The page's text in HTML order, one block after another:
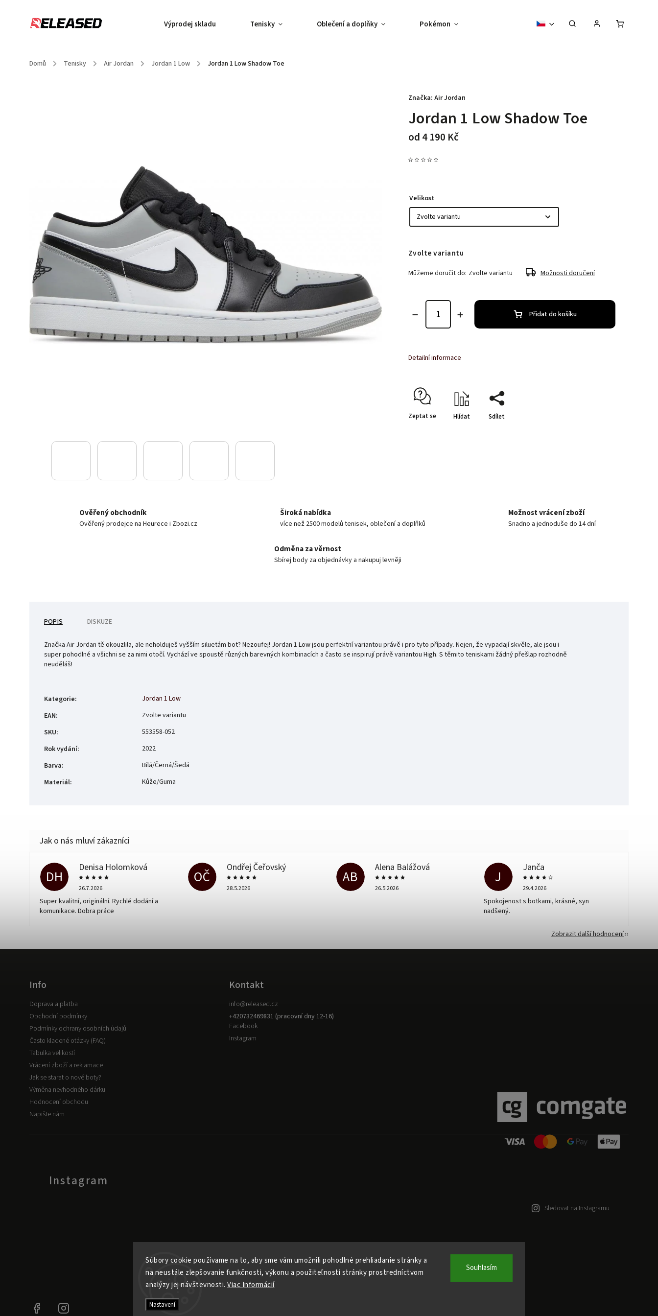
Súbory cookie používame na to, aby sme vám umožnili pohodlné prehliadanie stránky a
na neustále zlepšovanie funkčnosti, výkonu a použiteľnosti stránky prostredníctvom
analýzy jej návštevnosti. Viac Informácií
Nastavení
Souhlasím
Výprodej skladu Tenisky Oblečení a doplňky Pokémon Sběratelské předměty Vouchery
Domů / Tenisky / Air Jordan / Jordan 1 Low / Jordan 1 Low Shadow Toe
Jordan 1 Low Shadow Toe
od 4 190 Kč
Značka: Air Jordan
Velikost
Zvolte variantu
Můžeme doručit do: Zvolte variantu Možnosti doručení
Přidat do košíku
Detailní informace
Zeptat se Hlídat Sdílet
Ověřený obchodník
Ověřený prodejce na Heurece i Zbozi.cz
Široká nabídka
více než 2500 modelů tenisek, oblečení a doplňků
Možnost vrácení zboží
Snadno a jednoduše do 14 dní
Odměna za věrnost
Sbírej body za objednávky a nakupuj levněji
POPIS DISKUZE
Značka Air Jordan tě okouzlila, ale neholduješ vyšším siluetám bot? Nezoufej! Jordan 1 Low jsou perfektní variantou právě i pro tyto případy. Nejen, že vypadají skvěle, ale jsou i
super pohodlné a všichni se za nimi otočí. Vychází ve spoustě různých barevných kombinacích a často se inspirují právě variantou High. S těmito teniskami žádný přešlap rozhodně
neuděláš!
Kategorie:
Jordan 1 Low
EAN:
Zvolte variantu
SKU:
553558-052
Rok vydání:
2022
Barva:
Bílá/Černá/Šedá
Materiál: Kůže/Guma
DH
Denisa Holomková
26.7.2026
Super kvalitní, originální. Rychlé dodání a
komunikace. Dobra práce
OČ
Ondřej Čeřovský
28.5.2026
AB
Alena Balážová
26.5.2026
J
Janča
29.4.2026
Spokojenost s botkami, krásné, syn
nadšený.
Zobrazit další hodnocení
Instagram
Sledovat na Instagramu
Info
Doprava a platba
Obchodní podmínky
Podmínky ochrany osobních údajů
Často kladené otázky (FAQ)
Tabulka velikostí
Vrácení zboží a reklamace
Jak se starat o nové boty?
Výměna nevhodného dárku
Hodnocení obchodu
Napište nám
Kontakt
info@released.cz
+420732469831 (pracovní dny 12-16)
Facebook
Instagram
Upravit nastavení cookies
Vytvořil Shoptet| DesignShoptak.cz
Facebook